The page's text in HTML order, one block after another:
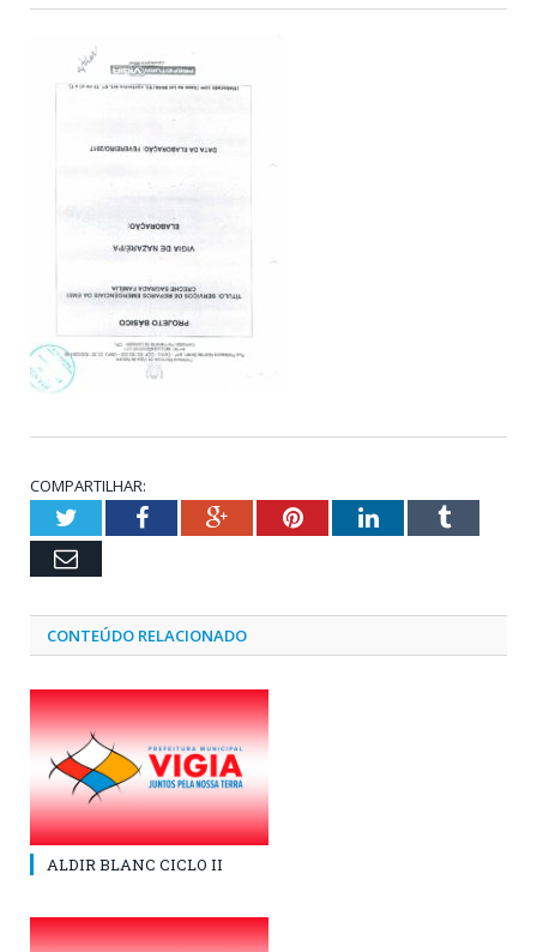
COMPARTILHAR:
TwitterFacebookGoogle+PinterestLinkedInTumblr
Email
CONTEÚDO RELACIONADO
ALDIR BLANC CICLO II